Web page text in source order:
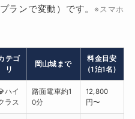
ランで変動）です。※スマホ
テゴ
リ
岡山城まで
料金目安
(1泊1名)
ハイ
ラス
路面電車約1
0分
12,800
円〜